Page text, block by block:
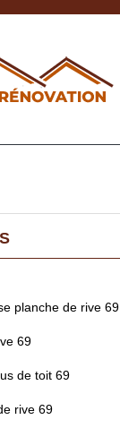
planche de rive 69
69
de toit 69
rive 69